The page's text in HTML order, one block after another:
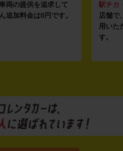
両の提供を追求して
追加料金は0円です。
駅チカ
店舗で
用いた
す。